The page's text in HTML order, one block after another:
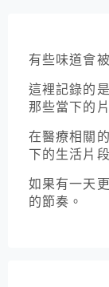
有些味道會
這裡記錄的
那些當下的
在醫療相關
下的生活片段
如果有一天
的節奏。